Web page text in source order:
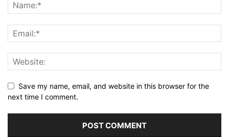
Save my name, email, and website in this browser for the
next time I comment.